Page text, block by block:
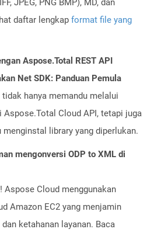
JPEG, PNG BMP), MD, dan
daftar lengkap format file yang
Aspose.Total REST API
Net SDK: Panduan Pemula
tidak hanya memandu melalui
Cloud API, tetapi juga
menginstal library yang diperlukan.
mengonversi ODP to XML di
Aspose Cloud menggunakan
Amazon EC2 yang menjamin
dan ketahanan layanan. Baca